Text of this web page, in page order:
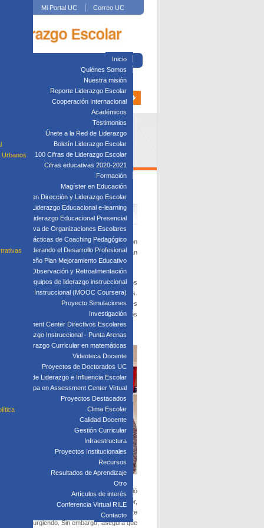
Mi Portal UC Correo UC
Urbanos
Inicio
Quiénes Somos
Nuestra misión
Reporte Liderazgo Escolar
Cooperación Internacional
Académicos
Testimonios
Únete a la Red de Liderazgo
Boletín Liderazgo Escolar
100 Cifras de Liderazgo Escolar
Cifras educativas 2020-2021
Formación
Magíster en Educación
Diplomado en Dirección y Liderazgo Escolar
en Liderazgo Educacional e-learning
en Liderazgo Educacional Presencial
Directiva de Organizaciones Escolares
Taller: Prácticas de Coaching Pedagógico
Taller: Liderando el Desarrollo Profesional
Taller: Diseño Plan Mejoramiento Educativo
Observación y Retroalimentación
para equipos de liderazgo instruccional
Liderazgo Instruccional (MOOC Coursera)
Proyecto Simulaciones
Investigación
Assessment Center Directivos Escolares
de Liderazgo Instruccional - Punta Arenas
Liderazgo Curricular en matemáticas
Videoteca Docente
Proyectos de Doctorados UC
Laboratorio de Liderazgo e Influencia Escolar
Participa en Assessment Center Virtual
Proyectos Destacados
Clima Escolar
Calidad Docente
Gestión Curricular
Infraestructura
Proyectos Institucionales
Recursos
Resultados de Aprendizaje
Otro
Artículos de interés
Conferencia Virtual RILE
Contacto
este equipo, ha trabajado directamente con
de las principales acciones que se han
público.
la contingencia, en la cual participan distintos
de los acuerdos y de consultarles.
año, en la mesa se decidió que las clases
la vacunación a los funcionarios de los
una nueva decisión sobre el regreso.
pasado la Dirección de Educación adquirió
complejidad de implementar el proceso lector,
trabajando. Esto ha sido especialmente
han ido surgiendo. Sin embargo, asegura que